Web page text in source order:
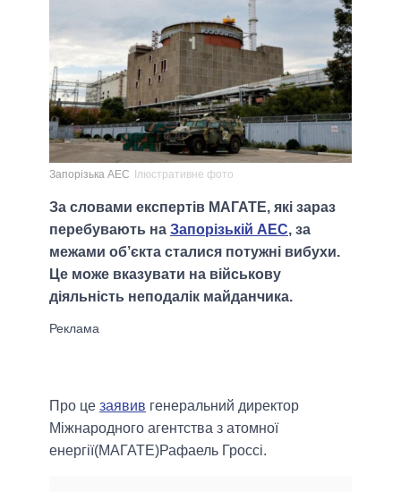
Запорізька АЕС Ілюстративне фото
За словами експертів МАГАТЕ, які зараз
перебувають на Запорізькій АЕС, за
межами об’єкта сталися потужні вибухи.
Це може вказувати на військову
діяльність неподалік майданчика.
Про це заявив генеральний директор
Міжнародного агентства з атомної
енергії(МАГАТЕ)Рафаель Гроссі.